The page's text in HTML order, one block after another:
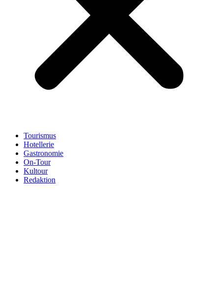
Tourismus
Hotellerie
Gastronomie
On-Tour
Kultour
Redaktion